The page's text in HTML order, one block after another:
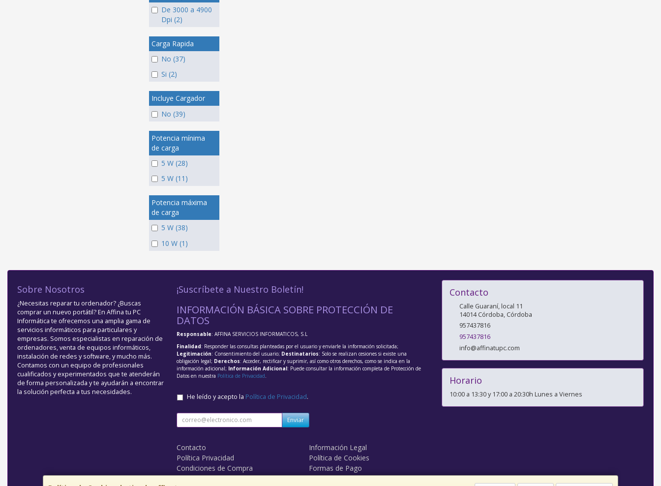
De 3000 a 4900
Dpi (2)
Carga Rapida
No (37)
Si (2)
Incluye Cargador
No (39)
Potencia mínima
de carga
5 W (28)
5 W (11)
Potencia máxima
de carga
5 W (38)
10 W (1)
Sobre Nosotros
¿Necesitas reparar tu ordenador? ¿Buscas
comprar un nuevo portátil? En Affina tu PC
Informática te ofrecemos una amplia gama de
servicios informáticos para particulares y
empresas. Somos especialistas en reparación de
ordenadores, venta de equipos informáticos,
instalación de redes y software, y mucho más.
Contamos con un equipo de profesionales
cualificados y experimentados que te atenderán
de forma personalizada y te ayudarán a encontrar
la solución perfecta a tus necesidades.
¡Suscríbete a Nuestro Boletín!
INFORMACIÓN BÁSICA SOBRE PROTECCIÓN DE
DATOS
Responsable: AFFINA SERVICIOS INFORMATICOS, S.L
Finalidad: Responder las consultas planteadas por el usuario y enviarle la información solicitada;
Legitimación: Consentimiento del usuario; Destinatarios: Solo se realizan cesiones si existe una
obligación legal; Derechos: Acceder, rectificar y suprimir, así como otros derechos, como se indica en la
información adicional; Información Adicional: Puede consultar la información completa de Protección de
Datos en nuestra Política de Privacidad
He leído y acepto la Política de Privacidad.
Enviar
Contacto
Información Legal
Política Privacidad
Política de Cookies
Condiciones de Compra
Formas de Pago
¿Quienes Somos?
Derecho de Desistimiento
Contacto
Calle Guaraní, local 11
14014 Córdoba, Córdoba
957437816
957437816
info@affinatupc.com
Horario
10:00 a 13:30 y 17:00 a 20:30h Lunes a Viernes